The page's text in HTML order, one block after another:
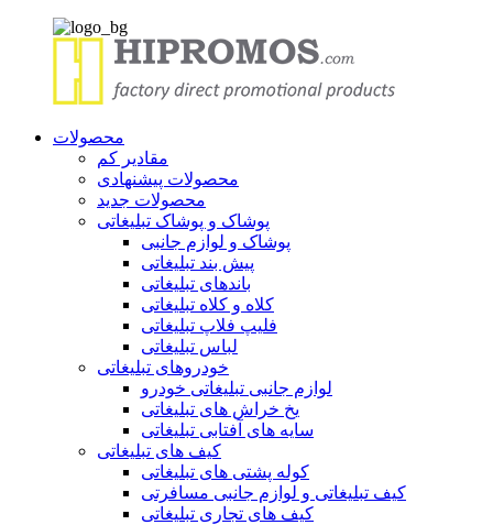
محصولات
مقادیر کم
محصولات پیشنهادی
محصولات جدید
پوشاک و پوشاک تبلیغاتی
پوشاک و لوازم جانبی
پیش بند تبلیغاتی
باندهای تبلیغاتی
کلاه و کلاه تبلیغاتی
فلیپ فلاپ تبلیغاتی
لباس تبلیغاتی
خودروهای تبلیغاتی
لوازم جانبی تبلیغاتی خودرو
یخ خراش های تبلیغاتی
سایه های آفتابی تبلیغاتی
کیف های تبلیغاتی
کوله پشتی های تبلیغاتی
کیف تبلیغاتی و لوازم جانبی مسافرتی
کیف های تجاری تبلیغاتی